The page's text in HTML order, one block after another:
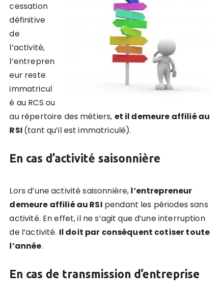
cessation
définitive
de
l’activité,
l’entrepren
eur reste
immatricul
é au RCS ou
au répertoire des métiers, et il demeure affilié au
RSI (tant qu’il est immatriculé).
En cas d’activité saisonnière
Lors d’une activité saisonnière, l’entrepreneur
demeure affilié au RSI pendant les périodes sans
activité. En effet, il ne s’agit que d’une interruption
de l’activité. Il doit par conséquent cotiser toute
l’année.
En cas de transmission d’entreprise